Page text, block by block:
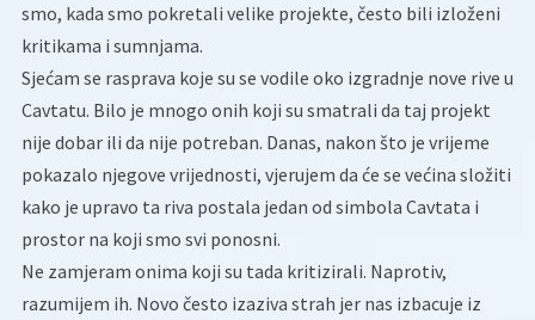
smo, kada smo pokretali velike projekte, često bili izloženi
kritikama i sumnjama.
Sjećam se rasprava koje su se vodile oko izgradnje nove rive u
Cavtatu. Bilo je mnogo onih koji su smatrali da taj projekt
nije dobar ili da nije potreban. Danas, nakon što je vrijeme
pokazalo njegove vrijednosti, vjerujem da će se većina složiti
kako je upravo ta riva postala jedan od simbola Cavtata i
prostor na koji smo svi ponosni.
Ne zamjeram onima koji su tada kritizirali. Naprotiv,
razumijem ih. Novo često izaziva strah jer nas izbacuje iz